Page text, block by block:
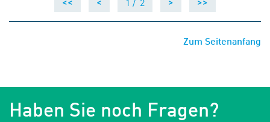
Zum Seitenanfang
Haben Sie noch Fragen?